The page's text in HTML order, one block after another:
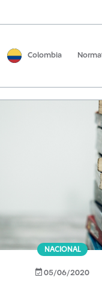
Colombia
NACIONAL
05/06/2020